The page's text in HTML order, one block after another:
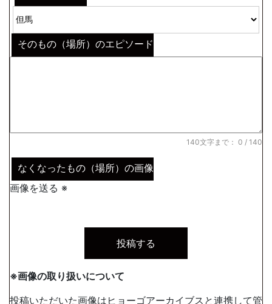
そのもの（場所）のエピソード
140文字まで： 0 / 140
なくなったもの（場所）の画像
画像を送る ※
※画像の取り扱いについて
投稿いただいた画像は ヒョーゴアーカイブス と連携して管